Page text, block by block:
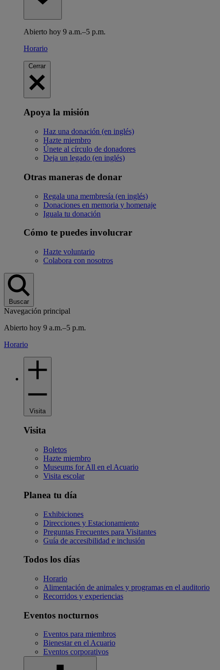
Abierto hoy 9 a.m.–5 p.m.
Horario
Cerrar
Apoya la misión
Haz una donación (en inglés)
Hazte miembro
Únete al círculo de donadores
Deja un legado (en inglés)
Otras maneras de donar
Regala una membresía (en inglés)
Donaciones en memoria y homenaje
Iguala tu donación
Cómo te puedes involucrar
Hazte voluntario
Colabora con nosotros
Buscar
Navegación principal
Abierto hoy 9 a.m.–5 p.m.
Horario
Visita
Visita
Boletos
Hazte miembro
Museums for All en el Acuario
Visita escolar
Planea tu día
Exhibiciones
Direcciones y Estacionamiento
Preguntas Frecuentes para Visitantes
Guía de accesibilidad e inclusión
Todos los días
Horario
Alimentación de animales y programas en el auditorio
Recorridos y experiencias
Eventos nocturnos
Eventos para miembros
Bienestar en el Acuario
Eventos corporativos